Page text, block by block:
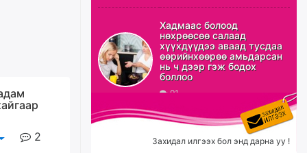
2
ХЗДХ-ын сайд С.Амарсайхан:
Авлигаар авсан хөрөнгийг
хурааж, нийгмийн сайн
сайхны хөгжилд зориулах
бөгөөд үүнийг хэд хэдэн эрх
бүхий байгууллагаас санал авна
өчигдѳр
Шатахууныг олдож байгаа
газраас нь л авч байна. Үнэ
тарифаас илүү хангамж дээр
анхаарч байна
Хадмаас болоод
нөхрөөсөө салаад
хүүхдүүдээ аваад тусдаа
өөрийнхөөрөө амьдарсан
нь ч дээр гэж бодох
боллоо
91
Захидал илгээх бол энд дарна уу !